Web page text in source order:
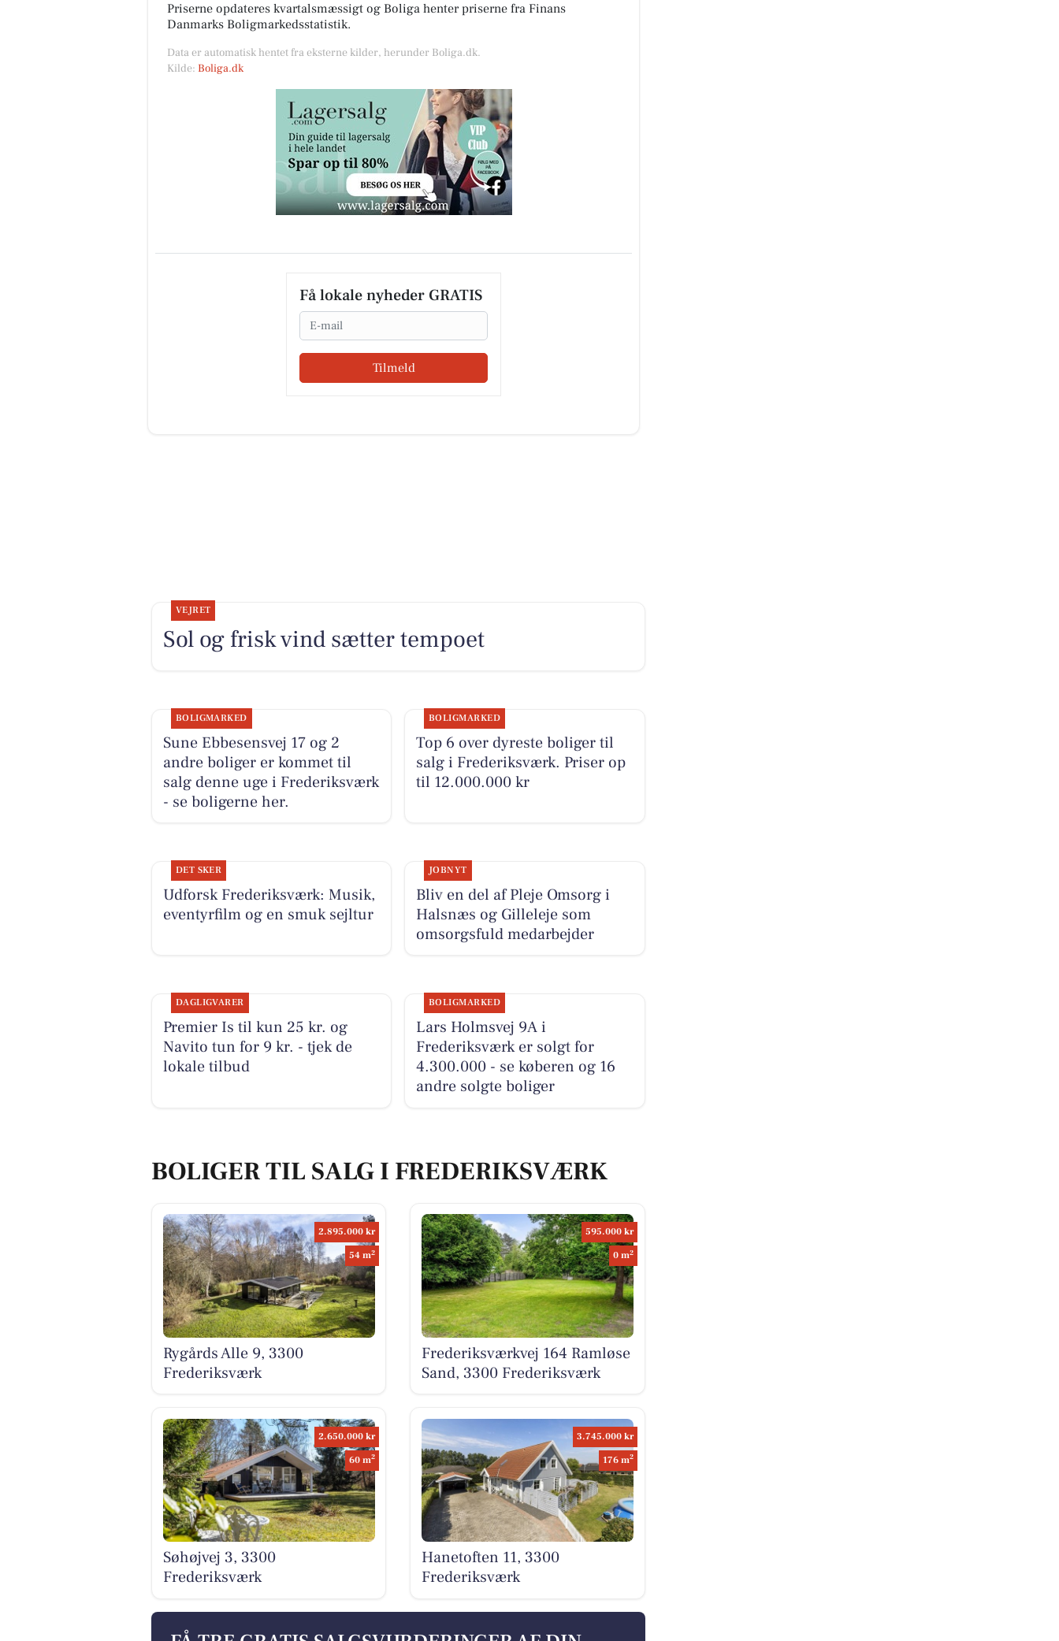
Priserne opdateres kvartalsmæssigt og Boliga henter priserne fra Finans
Danmarks Boligmarkedsstatistik.
Data er automatisk hentet fra eksterne kilder, herunder Boliga.dk.
Kilde: Boliga.dk
Få lokale nyheder GRATIS
Email
Tilmeld
VEJRET
Sol og frisk vind sætter tempoet
BOLIGMARKED
Sune Ebbesensvej 17 og 2
andre boliger er kommet til
salg denne uge i Frederiksværk
- se boligerne her.
BOLIGMARKED
Top 6 over dyreste boliger til
salg i Frederiksværk. Priser op
til 12.000.000 kr
DET SKER
Udforsk Frederiksværk: Musik,
eventyrfilm og en smuk sejltur
JOBNYT
Bliv en del af Pleje Omsorg i
Halsnæs og Gilleleje som
omsorgsfuld medarbejder
DAGLIGVARER
Premier Is til kun 25 kr. og
Navito tun for 9 kr. - tjek de
lokale tilbud
BOLIGMARKED
Lars Holmsvej 9A i
Frederiksværk er solgt for
4.300.000 - se køberen og 16
andre solgte boliger
BOLIGER TIL SALG I FREDERIKSVÆRK
2.895.000 kr
54 m2
Rygårds Alle 9, 3300
Frederiksværk
595.000 kr
0 m2
Frederiksværkvej 164 Ramløse
Sand, 3300 Frederiksværk
2.650.000 kr
60 m2
Søhøjvej 3, 3300
Frederiksværk
3.745.000 kr
176 m2
Hanetoften 11, 3300
Frederiksværk